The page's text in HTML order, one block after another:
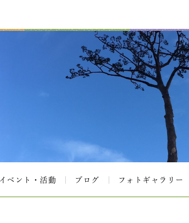
イベント・活動 ブログ フォトギャラリー